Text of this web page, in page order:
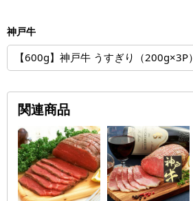
神戸牛
【600g】神戸牛 うすぎり（200g×3P）
関連商品